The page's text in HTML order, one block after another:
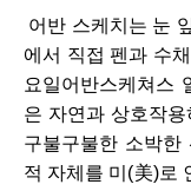
어반 스케치는 눈
에서 직접 펜과 수
요일어반스케쳐스
은 자연과 상호작
구불구불한 소박한
적 자체를 미(美)로